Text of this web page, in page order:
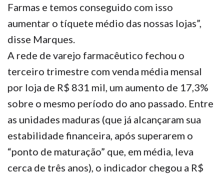
Farmas e temos conseguido com isso
aumentar o tíquete médio das nossas lojas”,
disse Marques.
A rede de varejo farmacêutico fechou o
terceiro trimestre com venda média mensal
por loja de R$ 831 mil, um aumento de 17,3%
sobre o mesmo período do ano passado. Entre
as unidades maduras (que já alcançaram sua
estabilidade financeira, após superarem o
“ponto de maturação” que, em média, leva
cerca de três anos), o indicador chegou a R$